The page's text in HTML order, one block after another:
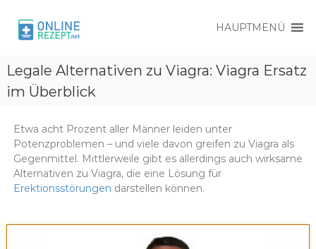
n
l
n
e
R
e
z
p
l
i
R
e
z
e
p
t
HAUPTMENÜ
Legale Alternativen zu Viagra: Viagra Ersatz
im Überblick
Etwa acht Prozent aller Männer leiden unter
Potenzproblemen – und viele davon greifen zu Viagra als
Gegenmittel. Mittlerweile gibt es allerdings auch wirksame
Alternativen zu Viagra, die eine Lösung für
Erektionsstörungen darstellen können.